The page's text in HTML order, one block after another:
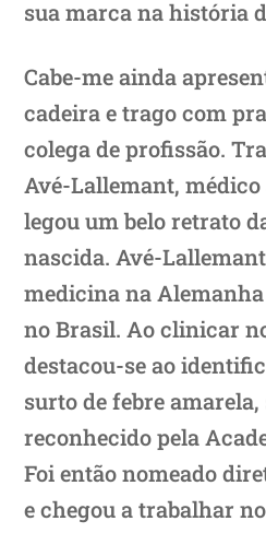
sua marca na história
Cabe-me ainda
cadeira e trago com
colega de profissão.
Avé-Lallemant, médico
legou um belo retrato
nascida. Avé-
medicina na Alemanha
no Brasil. Ao clinicar
destacou-se ao
surto de febre
reconhecido pela
Foi então nomeado
e chegou a trabalhar